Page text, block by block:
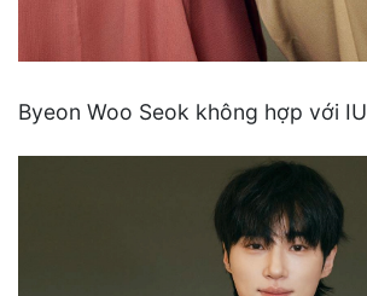
Byeon Woo Seok không hợp với IU